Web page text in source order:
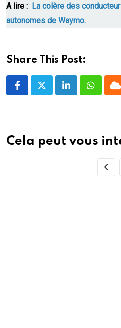
A lire : La colère des
autonomes de Waymo.
Share This Post:
LinkedIn
Cela peut vous